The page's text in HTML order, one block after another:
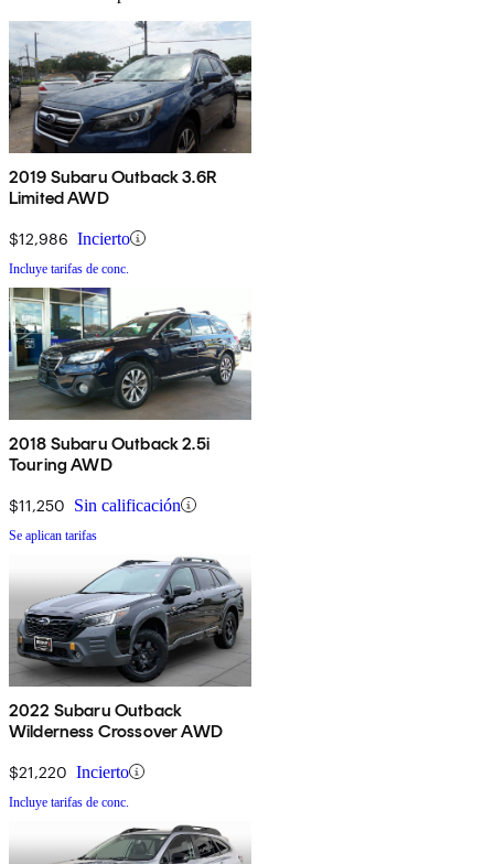
2019 Subaru Outback 3.6R
Limited AWD
$12,986 Incierto
Incluye tarifas de conc.
2018 Subaru Outback 2.5i
Touring AWD
$11,250 Sin calificación
Se aplican tarifas
2022 Subaru Outback
Wilderness Crossover AWD
$21,220 Incierto
Incluye tarifas de conc.